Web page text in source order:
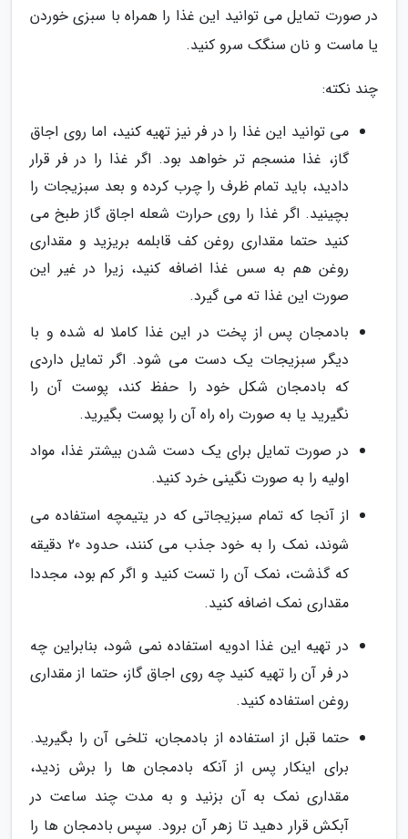
در صورت تمایل می توانید این غذا را همراه با سبزی خوردن
یا ماست و نان سنگک سرو کنید.
چند نکته:
می توانید این غذا را در فر نیز تهیه کنید، اما روی اجاق
گاز، غذا منسجم تر خواهد بود. اگر غذا را در فر قرار
دادید، باید تمام ظرف را چرب کرده و بعد سبزیجات را
بچینید. اگر غذا را روی حرارت شعله اجاق گاز طبخ می
کنید حتما مقداری روغن کف قابلمه بریزید و مقداری
روغن هم به سس غذا اضافه کنید، زیرا در غیر این
صورت این غذا ته می گیرد.
بادمجان پس از پخت در این غذا کاملا له شده و با
دیگر سبزیجات یک دست می شود. اگر تمایل داردی
که بادمجان شکل خود را حفظ کند، پوست آن را
نگیرید یا به صورت راه راه آن را پوست بگیرید.
در صورت تمایل برای یک دست شدن بیشتر غذا، مواد
اولیه را به صورت نگینی خرد کنید.
از آنجا که تمام سبزیجاتی که در یتیمچه استفاده می
شوند، نمک را به خود جذب می کنند، حدود 20 دقیقه
که گذشت، نمک آن را تست کنید و اگر کم بود، مجددا
مقداری نمک اضافه کنید.
در تهیه این غذا ادویه استفاده نمی شود، بنابراین چه
در فر آن را تهیه کنید چه روی اجاق گاز، حتما از مقداری
روغن استفاده کنید.
حتما قبل از استفاده از بادمجان، تلخی آن را بگیرید.
برای اینکار پس از آنکه بادمجان ها را برش زدید،
مقداری نمک به آن بزنید و به مدت چند ساعت در
آبکش قرار دهید تا زهر آن برود. سپس بادمجان ها را